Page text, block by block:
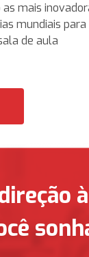
mais
mundiais para
de aula
à